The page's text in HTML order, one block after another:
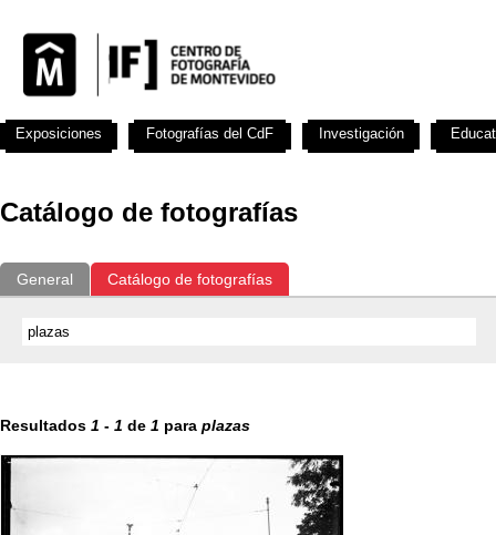
Catálogo de fotografías
General Catálogo de fotografías
Resultados 1 - 1 de 1 para plazas
Exposiciones Fotografías del CdF Investigación